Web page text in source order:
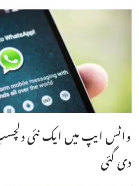
واٹس ایپ میں ایک نئی
دی گئی